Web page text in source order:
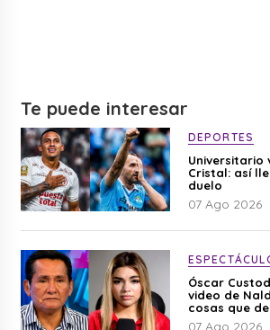
Te puede interesar
DEPORTES
Universitario
Cristal: así
duelo
07 Ago 2026
Óscar
video de
cosas que
editado”
07 Ago 2026